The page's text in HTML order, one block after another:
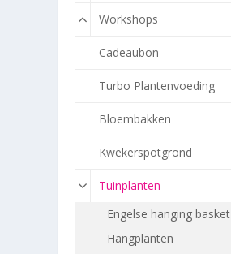
Workshops
Cadeaubon
Turbo Plantenvoeding
Bloembakken
Kwekerspotgrond
Tuinplanten
Engelse hanging basket
Hangplanten